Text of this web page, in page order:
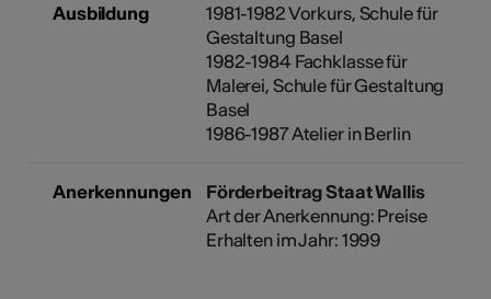
Ausbildung
1981-1982 Vorkurs, Schule für
Gestaltung Basel
1982-1984 Fachklasse für
Malerei, Schule für Gestaltung
Basel
1986-1987 Atelier in Berlin
Anerkennungen
Förderbeitrag Staat Wallis
Art der Anerkennung: Preise
Erhalten im Jahr: 1999